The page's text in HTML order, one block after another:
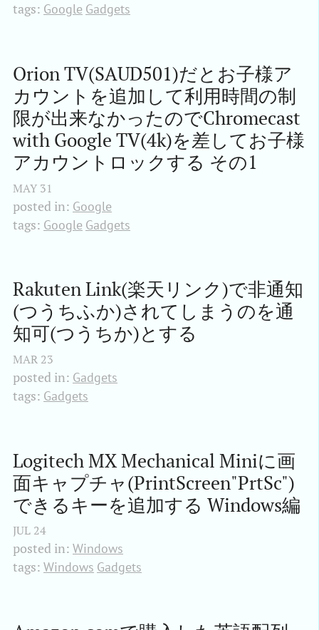
tags: Google Gadgets
Orion TV(SAUD501)だとお子様ア
カウントを追加して利用時間の制
限が出来なかったのでChromecast
with Google TV(4k)を差してお子様
アカウントロックする その1
MAY 31
posted in: Google
tags: Google Gadgets
Rakuten Link(楽天リンク)で非通知
(つうちふか)されてしまうのを通
知可(つうちか)とする
MAR 23
posted in: Gadgets
tags: Gadgets
Logitech MX Mechanical Miniに画
面キャプチャ(PrintScreen"PrtSc")
できるキーを追加する Windows編
JUL 24
posted in: Windows
tags: Windows Gadgets